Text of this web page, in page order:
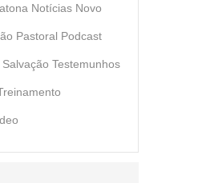
Notícias Novo
Pastoral Podcast
Salvação Testemunhos